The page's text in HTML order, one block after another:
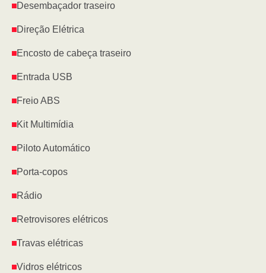
Desembaçador traseiro
Direção Elétrica
Encosto de cabeça traseiro
Entrada USB
Freio ABS
Kit Multimídia
Piloto Automático
Porta-copos
Rádio
Retrovisores elétricos
Travas elétricas
Vidros elétricos